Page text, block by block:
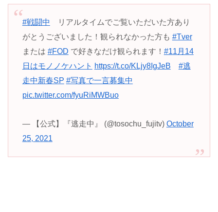
#戦闘中
リアルタイムでご覧いただいた方あり
がとうございました！観られなかった方も #Tver
または #FOD で好きなだけ観られます！ #11月14
日はモノノケハント https://t.co/KLjy8IgJeB
#逃
走中新春SP #写真で一言募集中
pic.twitter.com/fyuRiMWBuo
— 【公式】『逃走中』 (@tosochu_fujitv) October
25, 2021